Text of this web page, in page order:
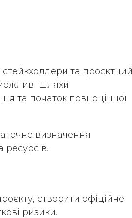
та проєктний
шляхи
та початок повноцінної
визначення
ресурсів.
створити офіційне
ризики.